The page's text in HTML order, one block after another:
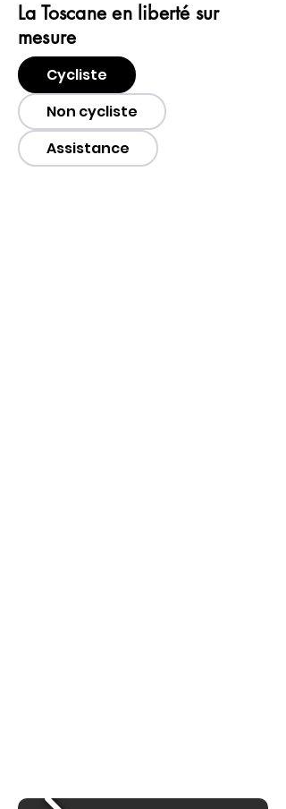
La Toscane en liberté sur
mesure
Cycliste
Non cycliste
Assistance